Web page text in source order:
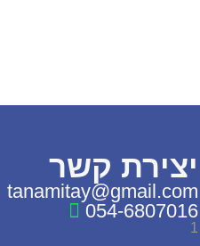
יצירת קשר
tanamitay@gmail.com
054-6807016
1